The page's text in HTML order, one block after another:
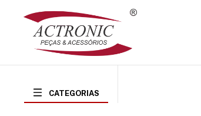
CATEGORIAS